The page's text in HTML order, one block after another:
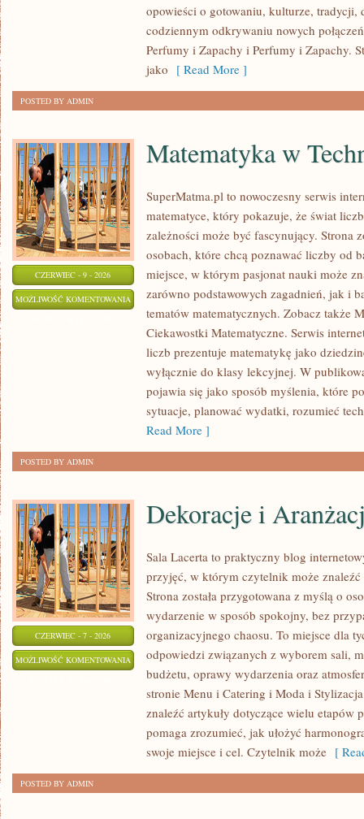
opowieści o gotowaniu, kulturze, tradycji,
codziennym odkrywaniu nowych
Perfumy i Zapachy i Perfumy i Zapachy.
jako [ Read More ]
POSTED BY ADMIN
CZERWIEC - 9 - 2026
MOŻLIWOŚĆ KOMENTOWANIA MATEMATYKA
TECHNOLOGII
NAUCE
Matematyka w
SuperMatma.pl to nowoczesny serwis
matematyce, który pokazuje, że świat
zależności może być fascynujący. Strona
osobach, które chcą poznawać liczby od
miejsce, w którym pasjonat nauki może
zarówno podstawowych zagadnień, jak i
tematów matematycznych. Zobacz także
Ciekawostki Matematyczne. Serwis
liczb prezentuje matematykę jako
wyłącznie do klasy lekcyjnej. W
pojawia się jako sposób myślenia, które
sytuacje, planować wydatki, rozumieć
Read More ]
POSTED BY ADMIN
CZERWIEC - 7 - 2026
MOŻLIWOŚĆ KOMENTOWANIA DEKORACJE
ARANŻACJE
Dekoracje i
Sala Lacerta to praktyczny blog
przyjęć, w którym czytelnik może
Strona została przygotowana z myślą o
wydarzenie w sposób spokojny, bez
organizacyjnego chaosu. To miejsce dla
odpowiedzi związanych z wyborem sali,
budżetu, oprawy wydarzenia oraz
stronie Menu i Catering i Moda i
znaleźć artykuły dotyczące wielu etapów
pomaga zrozumieć, jak ułożyć
swoje miejsce i cel. Czytelnik może [
POSTED BY ADMIN